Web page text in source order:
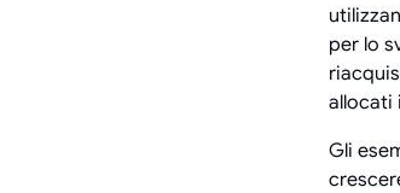
per lo
allocati
Gli